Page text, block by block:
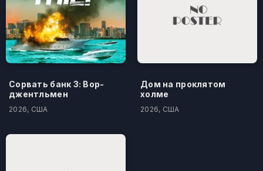
Сорвать банк 3: Вор-
джентльмен
2026, США
Дом на проклятом
холме
2026, США